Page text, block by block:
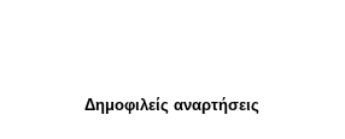
Δημοφιλείς αναρτήσεις